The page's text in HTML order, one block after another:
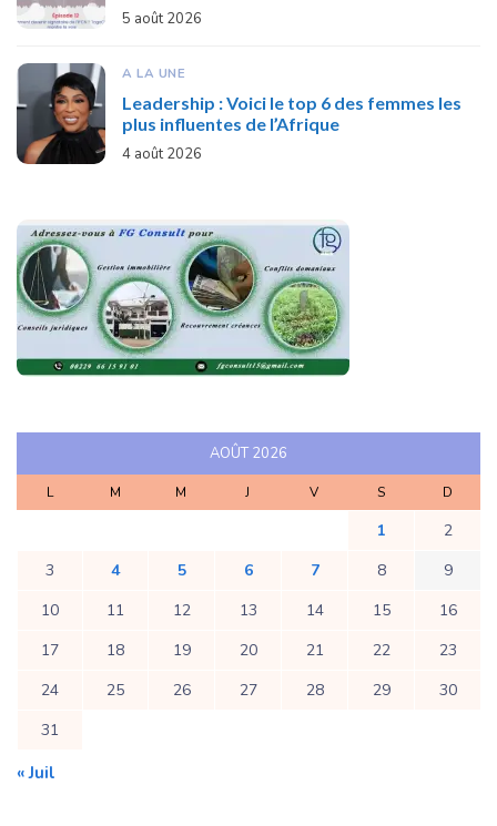
5 août 2026
A LA UNE
Leadership : Voici le top 6 des femmes les
plus influentes de l’Afrique
4 août 2026
AOÛT 2026
L M M J V S D
1
2
3
4 5 6 7 8
9
10
11 12 13 14 15
16
17
18 19 20 21 22
23
24
25 26 27 28 29
30
31
« Juil